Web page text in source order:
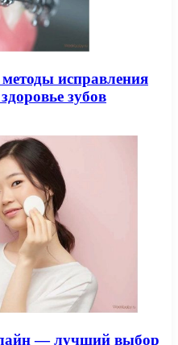
исправления
зубов
— лучший выбор